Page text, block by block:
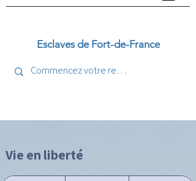
Esclaves de Fort-de-France
Vie en liberté